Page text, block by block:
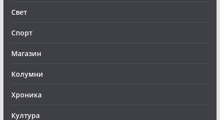
Свет
Спорт
Магазин
Колумни
Хроника
Култура